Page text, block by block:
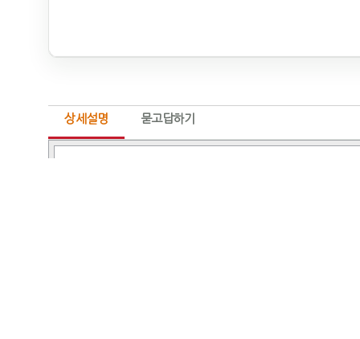
상세설명 묻고답하기